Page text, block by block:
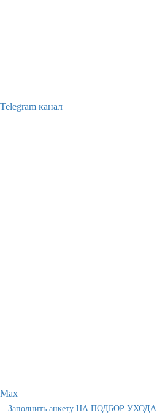
Telegram канал
Max
Заполнить анкету НА ПОДБОР УХОДА